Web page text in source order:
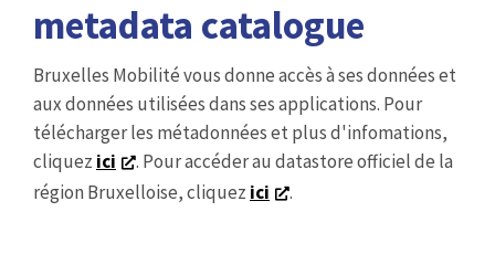
metadata catalogue
Bruxelles Mobilité vous donne accès à ses données et
aux données utilisées dans ses applications. Pour
télécharger les métadonnées et plus d'infomations,
cliquez ici
. Pour accéder au datastore officiel de la
région Bruxelloise, cliquez ici .